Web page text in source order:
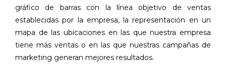
gráfico de barras con la línea objetivo de ventas
establecidas por la empresa, la representación en un
mapa de las ubicaciones en las que nuestra empresa
tiene más ventas o en las que nuestras campañas de
marketing generan mejores resultados.